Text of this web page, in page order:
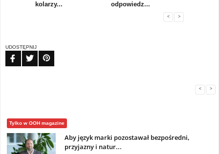
kolarzy...
odpowiedz...
< >
UDOSTĘPNIJ
< >
Tylko w OOH magazine
Aby język marki pozostawał bezpośredni,
przyjazny i natur...